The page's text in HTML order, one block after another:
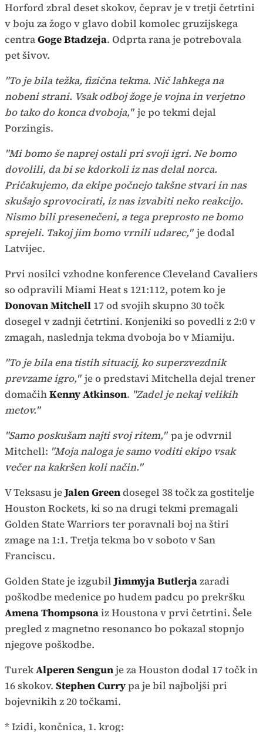
Horford zbral deset skokov, čeprav je v tretji četrtini
v boju za žogo v glavo dobil komolec gruzijskega
centraGoge Btadzeja. Odprta rana je potrebovala
pet šivov.
"To je bila težka, fizična tekma. Nič lahkega na
nobeni strani. Vsak odboj žoge je vojna in verjetno
bo tako do konca dvoboja," je po tekmi dejal
Porzingis.
"Mi bomo še naprej ostali pri svoji igri. Ne bomo
dovolili, da bi se kdorkoli iz nas delal norca.
Pričakujemo, da ekipe počnejo takšne stvari in nas
skušajo sprovocirati, iz nas izvabiti neko reakcijo.
Nismo bili presenečeni, a tega preprosto ne bomo
sprejeli. Takoj jim bomo vrnili udarec," je dodal
Latvijec.
Prvi nosilci vzhodne konference Cleveland Cavaliers
so odpravili Miami Heat s 121:112, potem ko je
Donovan Mitchell 17 od svojih skupno 30 točk
dosegel v zadnji četrtini. Konjeniki so povedli z 2:0 v
zmagah, naslednja tekma dvoboja bo v Miamiju.
"To je bila ena tistih situacij, ko superzvezdnik
prevzame igro," je o predstavi Mitchella dejal trener
domačihKenny Atkinson. "Zadel je nekaj velikih
metov."
"Samo poskušam najti svoj ritem," pa je odvrnil
Mitchell: "Moja naloga je samo voditi ekipo vsak
večer na kakršen koli način."
V Teksasu jeJalen Greendosegel 38 točk za gostitelje
Houston Rockets, ki so na drugi tekmi premagali
Golden State Warriors ter poravnali boj na štiri
zmage na 1:1. Tretja tekma bo v soboto v San
Franciscu.
Golden State je izgubilJimmyja Butlerjazaradi
poškodbe medenice po hudem padcu po prekršku
Amena Thompsonaiz Houstona v prvi četrtini. Šele
pregled z magnetno resonanco bo pokazal stopnjo
njegove poškodbe.
TurekAlperen Sengunje za Houston dodal 17 točk in
16 skokov. Stephen Currypa je bil najboljši pri
bojevnikih z 20 točkami.
* Izidi, končnica, 1. krog: